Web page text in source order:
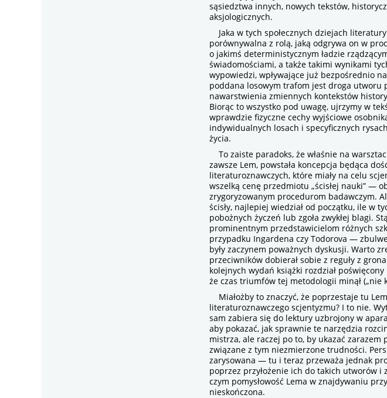
sąsiedztwa innych, nowych tekstów,
aksjologicznych.
Jaka w tych społecznych dziejach
porównywalna z rolą, jaką odgrywa on w
o jakimś deterministycznym ładzie
świadomościami, a także takimi wynikami
wypowiedzi, wpływające już bezpośrednio
poddana losowym trafom jest droga
nawarstwienia zmiennych kontekstów
Biorąc to wszystko pod uwagę, ujrzymy w
wprawdzie fizyczne cechy wyjściowe
indywidualnych losach i specyficznych
życia.
To zaiste paradoks, że właśnie na
zawsze Lem, powstała koncepcja będąca
literaturoznawczych, które miały na celu
wszelką cenę przedmiotu „ścisłej nauki” —
zrygoryzowanym procedurom badawczym.
ścisły, najlepiej wiedział od początku, ile w
pobożnych życzeń lub zgoła zwykłej blagi.
prominentnym przedstawicielom różnych
przypadku Ingardena czy Todorova —
były zaczynem poważnych dyskusji. Warto
przeciwników dobierał sobie z reguły z
kolejnych wydań książki rozdział
że czas triumfów tej metodologii minął („nie
Miałożby to znaczyć, że poprzestaje tu
literaturoznawczego scjentyzmu? I to nie.
sam zabiera się do lektury uzbrojony w
aby pokazać, jak sprawnie te narzędzia
mistrza, ale raczej po to, by ukazać
związane z tym niezmierzone trudności.
zarysowana — tu i teraz przeważa jednak
poprzez przyłożenie ich do takich utworów i
czym pomysłowość Lema w znajdywaniu
nieskończona.